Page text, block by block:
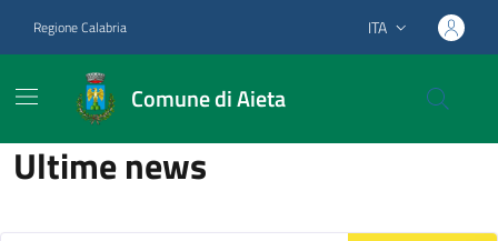
Regione Calabria Lingua attiva:
ITA
Comune di Aieta
Comune di Aieta
Contenuti in evidenza
Novità in evidenza
Ultime news